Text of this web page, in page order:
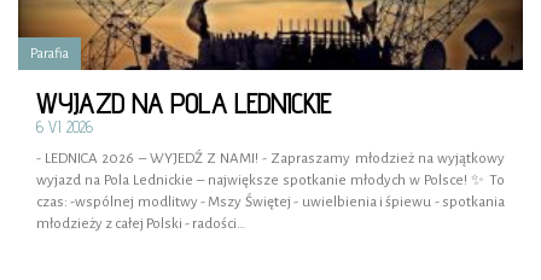
Parafia
WYJAZD NA POLA LEDNICKIE
6 VI 2026
- LEDNICA 2026 – WYJEDŹ Z NAMI! - Zapraszamy młodzież na wyjątkowy
wyjazd na Pola Lednickie – największe spotkanie młodych w Polsce! ✨ To
czas: -wspólnej modlitwy - Mszy Świętej - uwielbienia i śpiewu - spotkania
młodzieży z całej Polski - radości…